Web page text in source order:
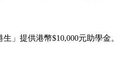
」提供港幣$10,000元助學金。